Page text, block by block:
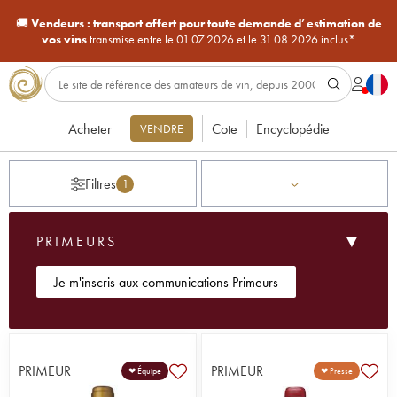
🚚Vendeurs : transport offert pour toute demande d’estimation de
vos vinstransmise entre le 01.07.2026 et le 31.08.2026 inclus*
Acheter VENDRE Cote Encyclopédie
Filtres 1
PRIMEURS ▼
Je m'inscris aux communications Primeurs
dans des conditions optimales. Chaque campagne permet
de réserver des crus prestigieux avant leur mise en
PRIMEUR ❤ Équipe PRIMEUR ❤ Presse